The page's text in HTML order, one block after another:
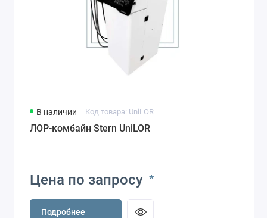
В наличии Код товара: UniLOR
ЛОР-комбайн Stern UniLOR
Цена по запросу *
Подробнее